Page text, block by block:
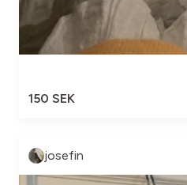
150 SEK
josefin